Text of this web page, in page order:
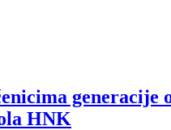
generacije
HNK